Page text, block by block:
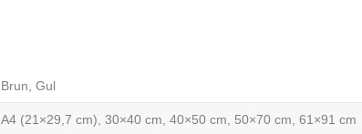
Brun, Gul
A4 (21×29,7 cm), 30×40 cm, 40×50 cm, 50×70 cm, 61×91 cm